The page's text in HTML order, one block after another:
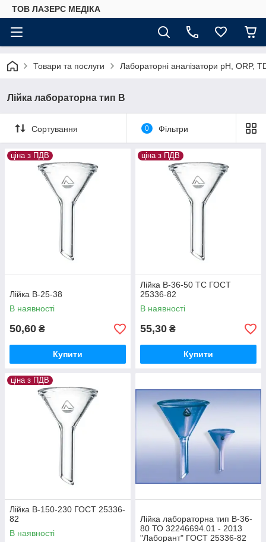
ТОВ ЛАЗЕРС МЕДІКА
Товари та послуги Лабораторні аналізатори pH, ORP,
Лійка лабораторна тип В
Сортування 0 Фільтри
ціна з ПДВ
Лійка В-25-38
В наявності
50,60 ₴
Купити
ціна з ПДВ
Лійка В-36-50 ТС ГОСТ
25336-82
В наявності
55,30 ₴
Купити
ціна з ПДВ
Лійка В-150-230 ГОСТ 25336-
82
В наявності
Лійка лабораторна тип В-36-
80 ТО 32246694.01 - 2013
"Лаборант" ГОСТ 25336-82